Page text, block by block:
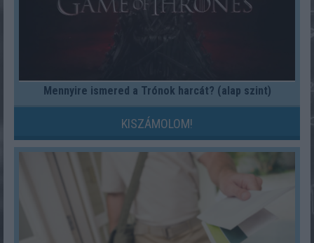
Mennyire ismered a Trónok harcát? (alap szint)
KISZÁMOLOM!